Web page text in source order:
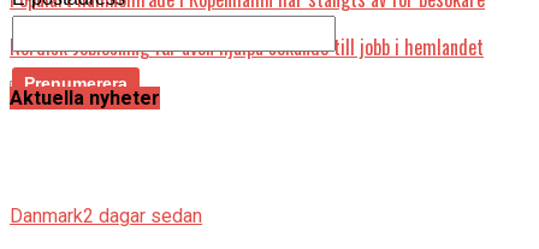
Nordisk Joblösning får även hjälpa sökande till jobb i hemlandet
Aktuella nyheter
Danmark2 dagar sedan